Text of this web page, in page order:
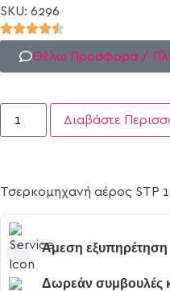
SKU: 6296
Θέλω Προσφορά /
Διαβάστε
Τσερκομηχανή αέρος STP
Άμεση εξυπηρέτηση
Δωρεάν συμβουλές